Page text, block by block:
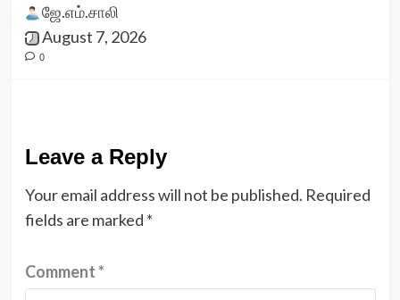
ஜே.எம்.சாலி
August 7, 2026
0
Leave a Reply
Your email address will not be published. Required
fields are marked *
Comment*